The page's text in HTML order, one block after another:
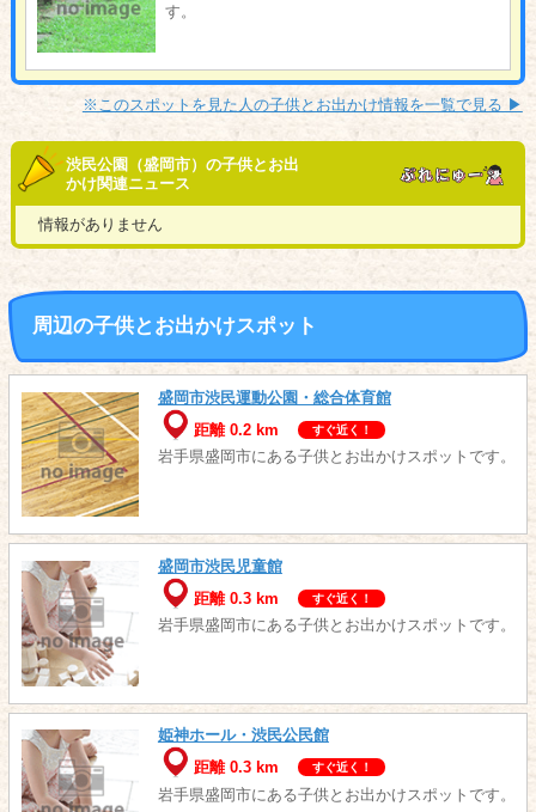
す。
※このスポットを見た人の子供とお出かけ情報を一覧で見る ▶︎
渋民公園（盛岡市）の子供とお出
かけ関連ニュース
情報がありません
周辺の子供とお出かけスポット
盛岡市渋民運動公園・総合体育館
距離 0.2 km
すぐ近く！
岩手県盛岡市にある子供とお出かけスポットです。
盛岡市渋民児童館
距離 0.3 km
すぐ近く！
岩手県盛岡市にある子供とお出かけスポットです。
姫神ホール・渋民公民館
距離 0.3 km
すぐ近く！
岩手県盛岡市にある子供とお出かけスポットです。